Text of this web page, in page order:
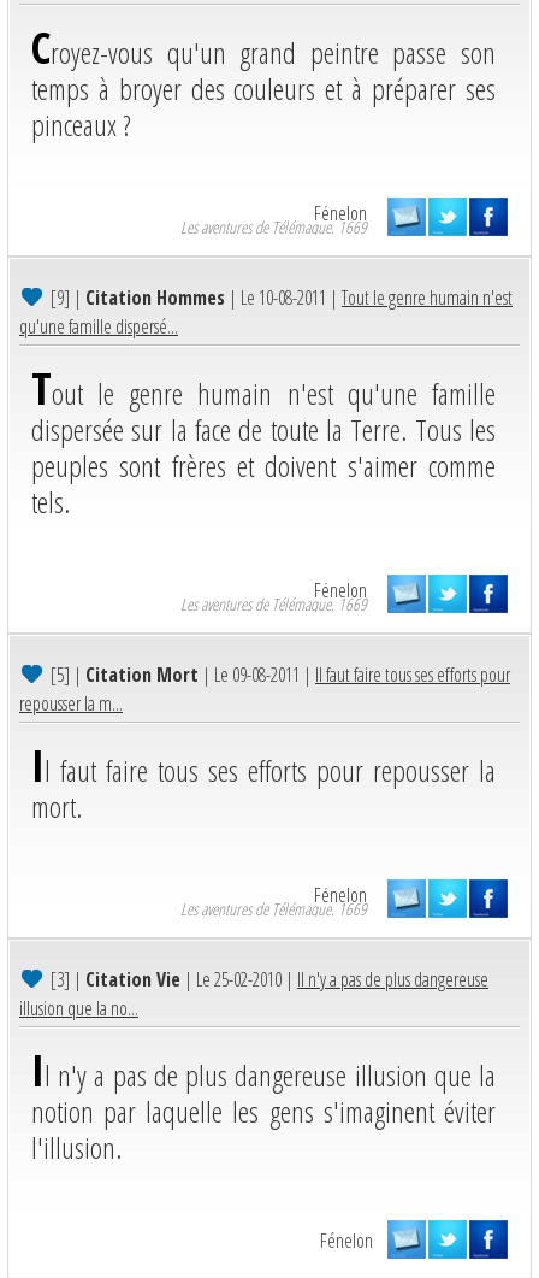
Croyez-vous qu'un grand peintre passe son
temps à broyer des couleurs et à préparer ses
pinceaux ?
Fénelon
Les aventures de Télémaque. 1669
[9] | Citation Hommes | Le 10-08-2011 |Tout le genre humain n'est
qu'une famille dispersé...
Tout le genre humain n'est qu'une famille
dispersée sur la face de toute la Terre. Tous les
peuples sont frères et doivent s'aimer comme
tels.
Fénelon
Les aventures de Télémaque. 1669
[5] | Citation Mort | Le 09-08-2011 | Il faut faire tous ses efforts pour
repousser la m...
Il faut faire tous ses efforts pour repousser la
mort.
Fénelon
Les aventures de Télémaque. 1669
[3] | Citation Vie | Le 25-02-2010 | Il n'y a pas de plus dangereuse
illusion que la no...
Il n'y a pas de plus dangereuse illusion que la
notion par laquelle les gens s'imaginent éviter
l'illusion.
Fénelon